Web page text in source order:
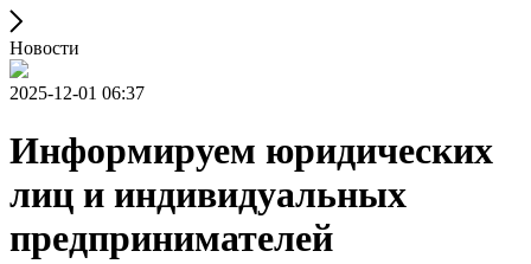
Новости
2025-12-01 06:37
Информируем юридических
лиц и индивидуальных
предпринимателей